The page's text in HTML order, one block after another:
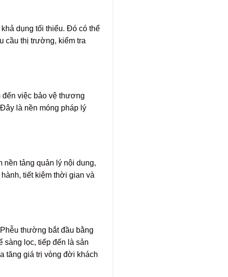
dụng tối thiểu. Đó có thể
cầu thị trường, kiểm tra
đến việc bảo vệ thương
là nền móng pháp lý
nền tảng quản lý nội dung,
tiết kiệm thời gian và
thường bắt đầu bằng
sàng lọc, tiếp đến là sản
tăng giá trị vòng đời khách